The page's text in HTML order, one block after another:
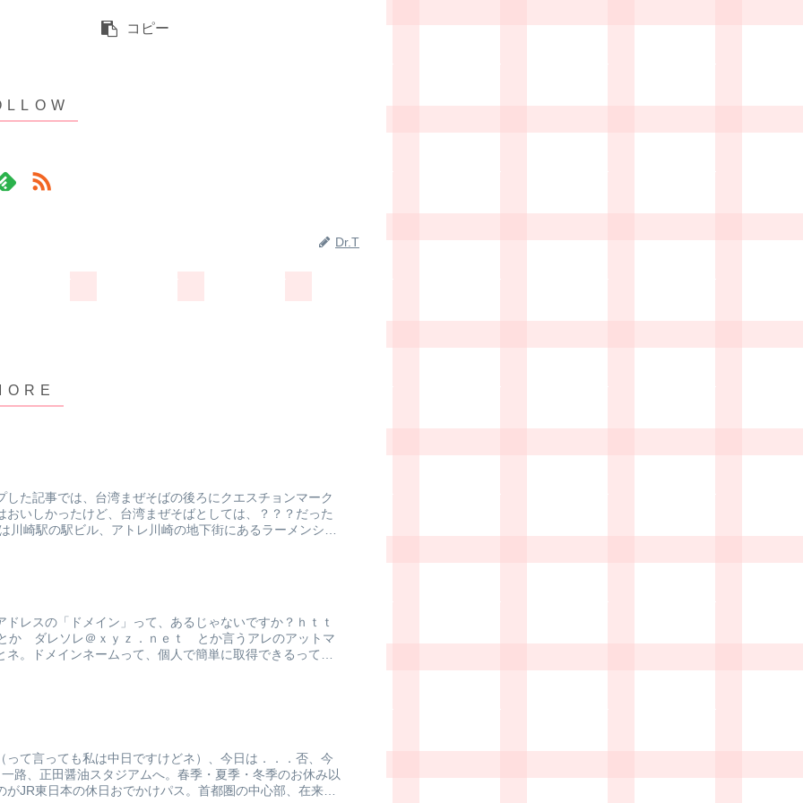
コピー
Dr.T
した記事では、台湾まぜそばの後ろにクエスチョンマーク
おいしかったけど、台湾まぜそばとしては、？？？だった
川崎駅の駅ビル、アトレ川崎の地下街にあるラーメンシン
レスの「ドメイン」って、あるじゃないですか？ｈｔｔ
ダレソレ＠ｘｙｚ．ｎｅｔ とか言うアレのアットマ
。ドメインネームって、個人で簡単に取得できるって知
って言っても私は中日ですけどネ）、今日は．．．否、今
路、正田醤油スタジアムへ。春季・夏季・冬季のお休み以
JR東日本の休日おでかけパス。首都圏の中心部、在来線